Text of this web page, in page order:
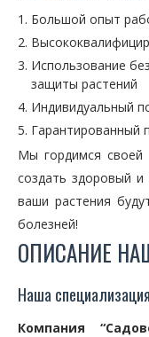
Большой опыт
Использование
защиты растений
Индивидуальный
Гарантированный
Мы гордимся
создать здоровый
ваши растения
болезней!
ОПИСАНИЕ
Наша специализация
Компания